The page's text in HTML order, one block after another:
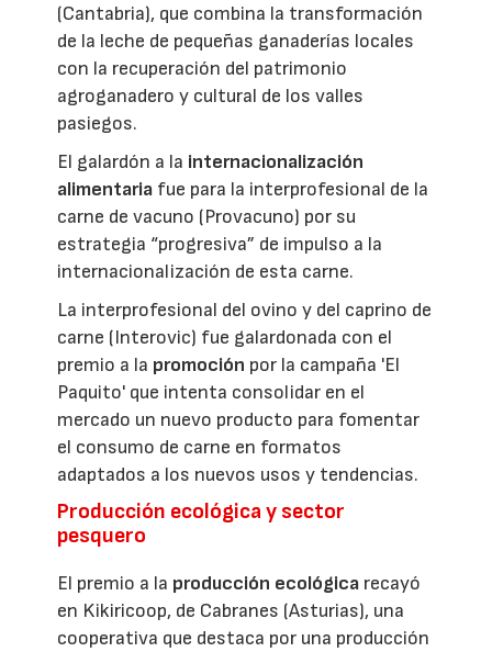
(Cantabria), que combina la transformación
de la leche de pequeñas ganaderías locales
con la recuperación del patrimonio
agroganadero y cultural de los valles
pasiegos.
El galardón a la internacionalización
alimentaria fue para la interprofesional de la
carne de vacuno (Provacuno) por su
estrategia “progresiva” de impulso a la
internacionalización de esta carne.
La interprofesional del ovino y del caprino de
carne (Interovic) fue galardonada con el
premio a la promoción por la campaña 'El
Paquito' que intenta consolidar en el
mercado un nuevo producto para fomentar
el consumo de carne en formatos
adaptados a los nuevos usos y tendencias.
Producción ecológica y sector
pesquero
El premio a la producción ecológica recayó
en Kikiricoop, de Cabranes (Asturias), una
cooperativa que destaca por una producción